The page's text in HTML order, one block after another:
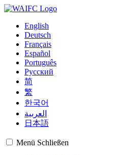
English
Deutsch
Français
Español
Português
Русский
简
繁
한국어
العربية
日本語
Menü Schließen